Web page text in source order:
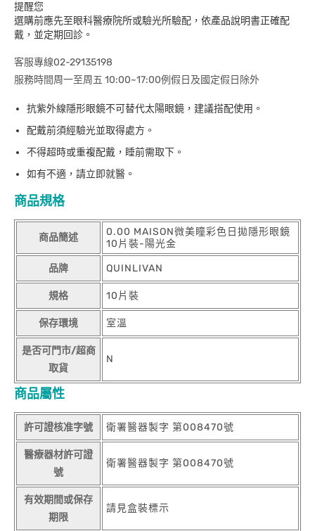
提醒您
選購前應先至眼科醫療院所或驗光所驗配，依產品說明書正確配
戴，並定期回診。
客服專線02-29135198
服務時間周一至周五 10:00~17:00例假日及國定假日除外
抗紫外線隱形眼鏡不可替代太陽眼鏡，建議搭配使用。
配戴前須經驗光並取得處方。
不得超時或重複配戴，睡前需取下。
如有不適，請立即就醫。
商品規格
商品簡述
0.00 MAISON微美瞳彩色日拋隱形眼鏡
10片裝-陽光金
品牌 QUINLIVAN
規格 10片裝
保存環境 室溫
是否可門市/超商
取貨
N
商品屬性
許可證核准字號 衛署醫器製字 第008470號
醫療器材許可證
號
衛署醫器製字 第008470號
有效期間或保存
期限
請見盒裝標示